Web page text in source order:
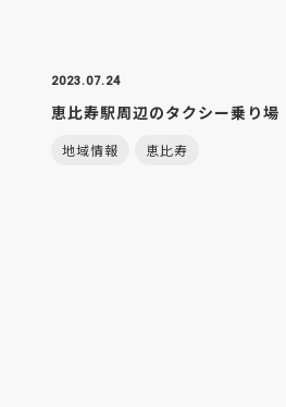
運営会社
2023.07.24
恵比寿駅周辺のタクシー乗り場
地域情報 恵比寿